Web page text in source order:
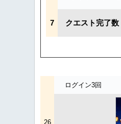
7 クエスト完了数
ログイン3回
26